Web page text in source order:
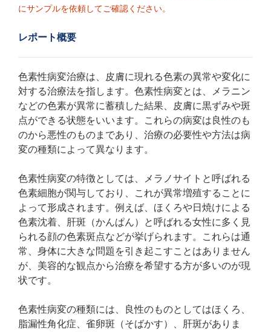
にサンプルを依頼してご確認ください。
レポート概要
色素性病変治療は、皮膚に現れる色素の異常や変化に
対する治療法を指します。色素性病変とは、メラニン
などの色素が異常に蓄積した結果、皮膚に黒ずみや斑
点ができる状態をいいます。これらの病変は良性のも
のから悪性のものまであり、治療の必要性や方法は病
変の種類によって異なります。
色素性病変の特徴としては、メラノサイトと呼ばれる
色素細胞が関与しており、これが異常増殖することに
よって形成されます。例えば、ほくろや日焼けによる
色素沈着、肝斑（かんぱん）と呼ばれる女性に多く見
られる顔の色素斑点などが挙げられます。これらは通
常、身体に大きな問題を引き起こすことはありません
が、美容的な観点から治療を希望する方が多いのが現
状です。
色素性病変の種類には、良性のものとしてはほくろ、
脂漏性角化症、雀卵斑（そばかす）、肝斑がありま